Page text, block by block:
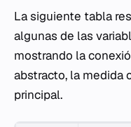
La siguiente tabla
algunas de las
mostrando la
abstracto, la medida
principal.